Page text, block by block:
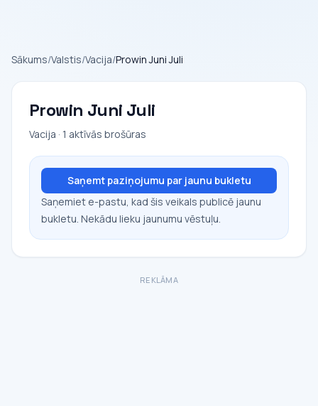
Sākums/Valstis/Vacija/Prowin Juni Juli
Prowin Juni Juli
Vacija · 1 aktīvās brošūras
Saņemt paziņojumu par jaunu bukletu
Saņemiet e-pastu, kad šis veikals publicē jaunu
bukletu. Nekādu lieku jaunumu vēstuļu.
REKLĀMA